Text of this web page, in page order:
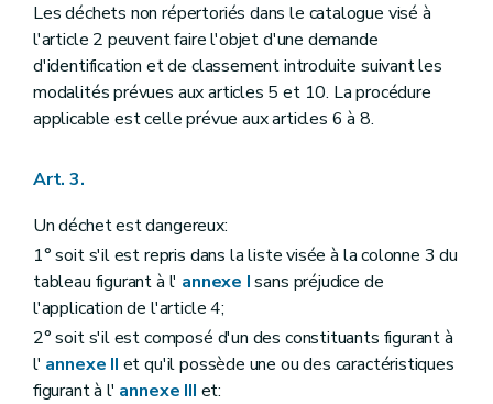
Les déchets non répertoriés dans le catalogue visé à
l'article 2 peuvent faire l'objet d'une demande
d'identification et de classement introduite suivant les
modalités prévues aux articles 5 et 10. La procédure
applicable est celle prévue aux articles 6 à 8.
Art. 3.
Un déchet est dangereux:
1° soit s'il est repris dans la liste visée à la colonne 3 du
tableau figurant à l' annexe Isans préjudice de
l'application de l'article 4;
2° soit s'il est composé d'un des constituants figurant à
l' annexe II et qu'il possède une ou des caractéristiques
figurant à l' annexe III et: